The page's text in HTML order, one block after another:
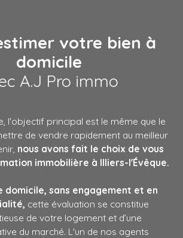
votre bien à
domicile
A.J Pro immo
l'objectif principal est le même que le
de vendre rapidement au meilleur
nous avons fait le choix de vous
immobilière à Illiers-l'Évêque.
domicile, sans engagement et en
cette évaluation se constitue
de votre logement et d’une
du marché. L'un de nos agents